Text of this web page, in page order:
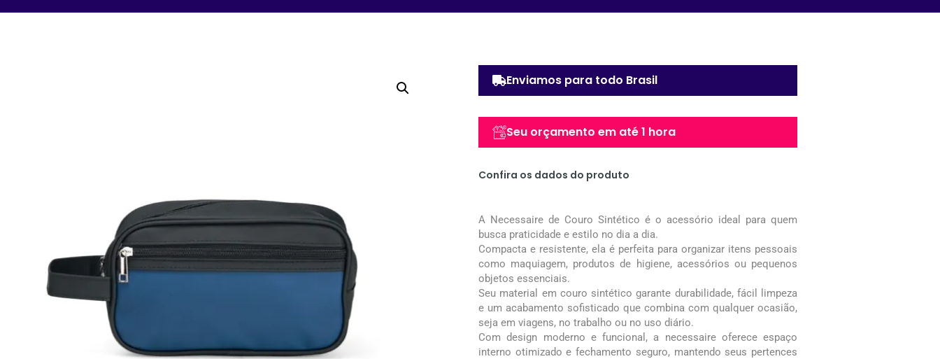
Enviamos para todo Brasil
Seu orçamento em até 1 hora
Confira os dados do produto
A Necessaire de Couro Sintético é o acessório ideal para quem
busca praticidade e estilo no dia a dia.
Compacta e resistente, ela é perfeita para organizar itens pessoais
como maquiagem, produtos de higiene, acessórios ou pequenos
objetos essenciais.
Seu material em couro sintético garante durabilidade, fácil limpeza
e um acabamento sofisticado que combina com qualquer ocasião,
seja em viagens, no trabalho ou no uso diário.
Com design moderno e funcional, a necessaire oferece espaço
interno otimizado e fechamento seguro, mantendo seus pertences